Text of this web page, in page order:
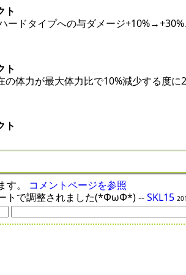
ト
ードタイプへの与ダメージ
ト
の体力が最大体力比で10%減少する度
ト
す。 コメントページを参照
トで調整されました(*ΦωΦ*) --SKL15